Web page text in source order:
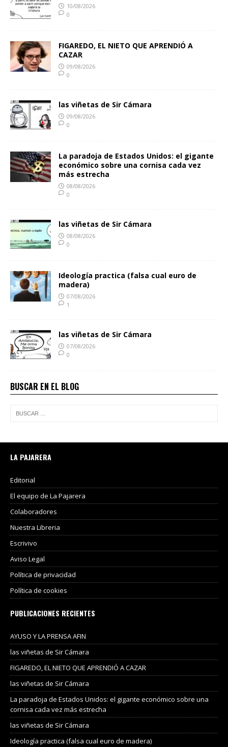
10/08/2026
0
FIGAREDO, EL NIETO QUE APRENDIÓ A
CAZAR
09/08/2026
0
las viñetas de Sir Cámara
09/08/2026
0
La paradoja de Estados Unidos: el gigante
económico sobre una cornisa cada vez
más estrecha
08/08/2026
0
las viñetas de Sir Cámara
08/08/2026
0
Ideología practica (falsa cual euro de
madera)
07/08/2026
1
las viñetas de Sir Cámara
07/08/2026
0
BUSCAR EN EL BLOG
LA PAJARERA
Editorial
El equipo de La Pajarera
Colaboradores
Nuestra Libreria
Escrivivo
Aviso Legal
Política de privacidad
Política de cookies
PUBLICACIONES RECIENTES
AYUSO Y LA PRENSA AFIN
las viñetas de Sir Cámara
FIGAREDO, EL NIETO QUE APRENDIÓ A CAZAR
las viñetas de Sir Cámara
La paradoja de Estados Unidos: el gigante económico sobre una
cornisa cada vez más estrecha
las viñetas de Sir Cámara
Ideología practica (falsa cual euro de madera)